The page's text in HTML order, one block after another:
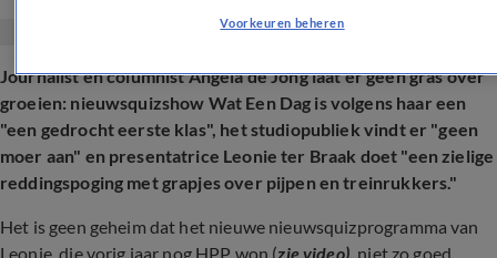
Journalist en columnist Angela de Jong laat er geen gras over
groeien: nieuwsquizshow Wat Een Dag is volgens haar een
"een gedrocht eerste klas", het studiopubliek vindt er "geen
moer aan" en presentatrice Leonie ter Braak doet "een zielige
reddingspoging met grapjes over pijpen en treinrukkers."
Het is geen geheim dat het nieuwe nieuwsquizprogramma van
Leonie, die vorig jaar nog HPP won (zie video), niet zo goed
Voorkeuren beheren